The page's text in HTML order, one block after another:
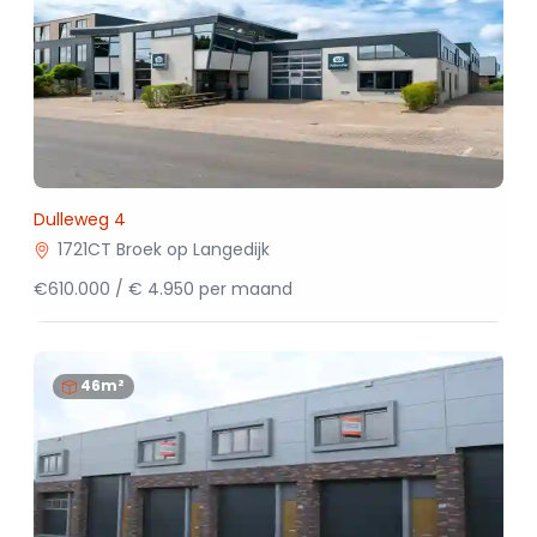
Dulleweg 4
1721CT Broek op Langedijk
€610.000 / € 4.950 per maand
46m²